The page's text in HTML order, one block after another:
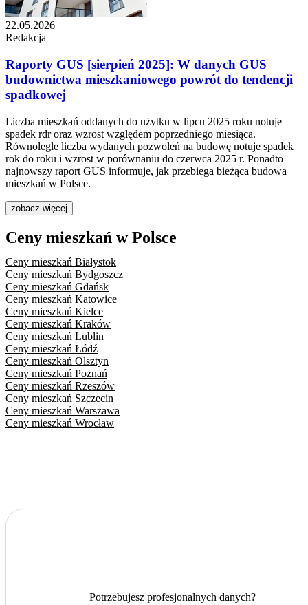
22.05.2026
Redakcja
Raporty GUS [sierpień 2025]: W danych GUS
budownictwa mieszkaniowego powrót do tendencji
spadkowej
Liczba mieszkań oddanych do użytku w lipcu 2025 roku notuje
spadek rdr oraz wzrost względem poprzedniego miesiąca.
Równolegle liczba wydanych pozwoleń na budowę notuje spadek
rok do roku i wzrost w porównaniu do czerwca 2025 r. Ponadto
najnowszy raport GUS informuje, jak przebiega bieżąca budowa
mieszkań w Polsce.
zobacz więcej
Ceny mieszkań w Polsce
Ceny mieszkań Białystok
Ceny mieszkań Bydgoszcz
Ceny mieszkań Gdańsk
Ceny mieszkań Katowice
Ceny mieszkań Kielce
Ceny mieszkań Kraków
Ceny mieszkań Lublin
Ceny mieszkań Łódź
Ceny mieszkań Olsztyn
Ceny mieszkań Poznań
Ceny mieszkań Rzeszów
Ceny mieszkań Szczecin
Ceny mieszkań Warszawa
Ceny mieszkań Wrocław
Potrzebujesz profesjonalnych danych?